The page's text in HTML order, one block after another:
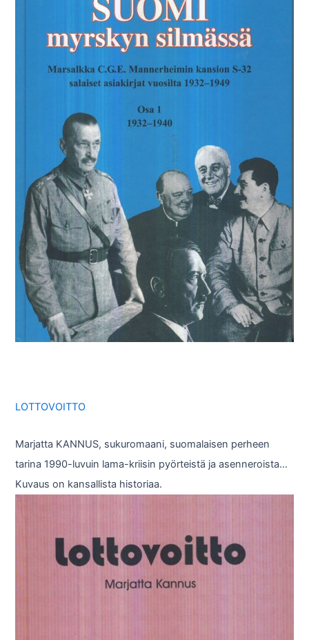
LOTTOVOITTO
Marjatta KANNUS, sukuromaani, suomalaisen perheen
tarina 1990-luvuin lama-kriisin pyörteistä ja asenneroista…
Kuvaus on kansallista historiaa.